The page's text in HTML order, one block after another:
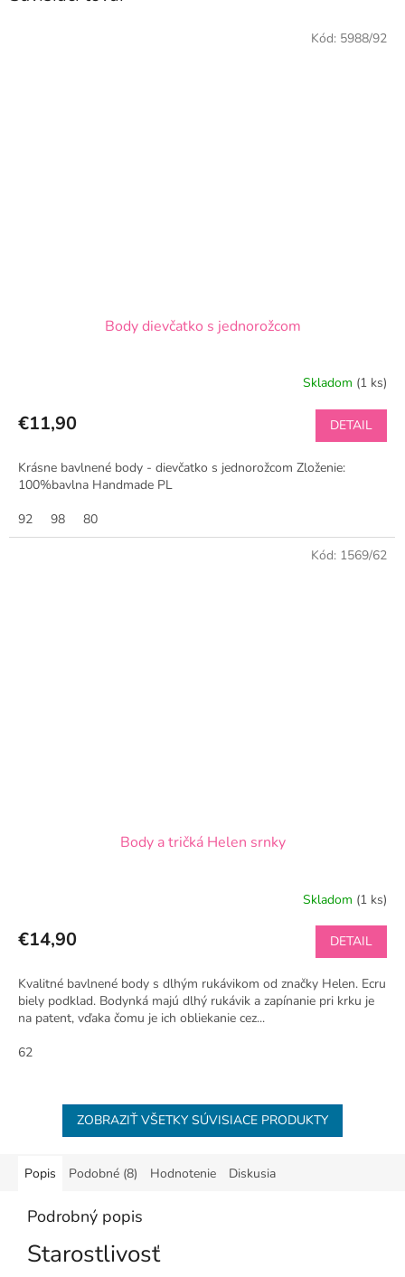
Body dievčatko s jednorožcom
Skladom (1 ks)
€11,90 DETAIL
Krásne bavlnené body - dievčatko s jednorožcom Zloženie:
100%bavlna Handmade PL
92
98 80
Kód: 5988/92
Body a tričká Helen srnky
Skladom (1 ks)
€14,90 DETAIL
Kvalitné bavlnené body s dlhým rukávikom od značky Helen. Ecru
biely podklad. Bodynká majú dlhý rukávik a zapínanie pri krku je
na patent, vďaka čomu je ich obliekanie cez...
62
Kód: 1569/62
ZOBRAZIŤ VŠETKY SÚVISIACE PRODUKTY
Popis Podobné (8) Hodnotenie Diskusia
Podrobný popis
Starostlivosť